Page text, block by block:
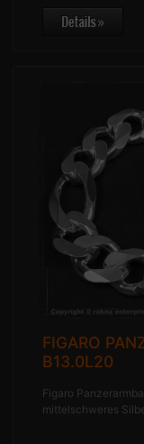
FIGARO
B13.0L20
Figaro
mittelschweres